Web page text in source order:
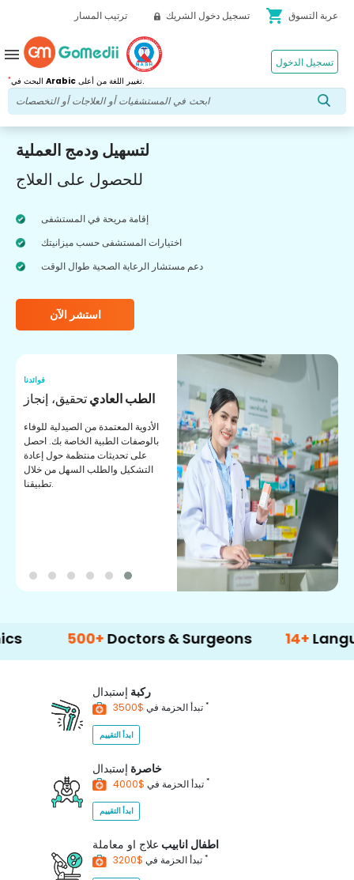
ترتيب المسار تسجيل دخول الشريك shopping_cart عربة التسوق
* Arabic تغيير اللغة من أعلى.
تسجيل الدخول menu
لتسهيل ودمج العملية
للحصول على العلاج
إقامة مريحة في المستشفى
اختيارات المستشفى حسب ميزانيتك
دعم مستشار الرعاية الصحية طوال الوقت
استشر الآن
فوائدنا
الطب العاديتحقيق، إنجاز
الأدوية المعتمدة من الصيدلية للوفاء
بالوصفات الطبية الخاصة بك. احصل
على تحديثات منتظمة حول إعادة
التشكيل والطلب السهل من خلال
تطبيقنا.
500+ Doctors & Surgeons 14+ Language
ركبة إستبدال
تبدأ الحزمة في *
ابدأ التقييم
خاصرة إستبدال
تبدأ الحزمة في *
ابدأ التقييم
اطفال انابيب علاج او معاملة
تبدأ الحزمة في *